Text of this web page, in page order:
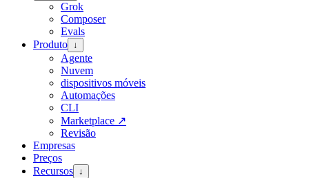
Grok
Composer
Evals
Produto ↓
Agente
Nuvem
dispositivos móveis
Automações
CLI
Marketplace ↗
Revisão
Empresas
Preços
Recursos ↓